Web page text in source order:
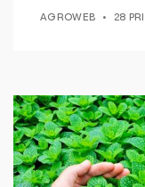
AGROWEB 28